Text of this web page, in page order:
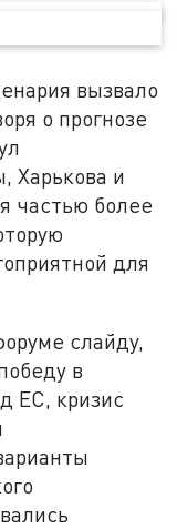
вызвало
о прогнозе
Харькова и
частью более
для
слайду,
в
ЕС, кризис